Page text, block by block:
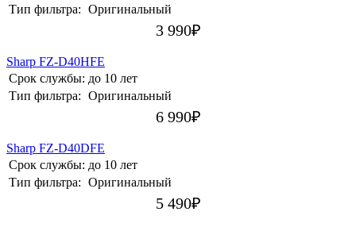
Тип фильтра: Оригинальный
3 990₽
Sharp FZ-D40HFE
Срок службы: до 10 лет
Тип фильтра: Оригинальный
6 990₽
Sharp FZ-D40DFE
Срок службы: до 10 лет
Тип фильтра: Оригинальный
5 490₽